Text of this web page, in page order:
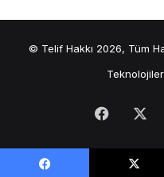
© Telif Hakkı 2026, Tüm